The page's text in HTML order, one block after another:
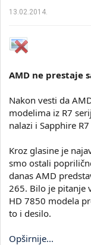
n
13.02.2014.
AMD ne prestaje
Nakon vesti da
modelima iz R7
nalazi i Sapphire
Kroz glasine je
smo ostali
danas AMD
265. Bilo je pitanje
HD 7850 modela
to i desilo.
Opširnije...